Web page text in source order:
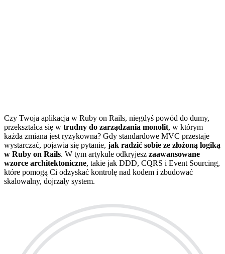
Czy Twoja aplikacja w Ruby on Rails, niegdyś powód do dumy,
przekształca się w trudny do zarządzania monolit, w którym
każda zmiana jest ryzykowna? Gdy standardowe MVC przestaje
wystarczać, pojawia się pytanie, jak radzić sobie ze złożoną logiką
w Ruby on Rails. W tym artykule odkryjesz zaawansowane
wzorce architektoniczne, takie jak DDD, CQRS i Event Sourcing,
które pomogą Ci odzyskać kontrolę nad kodem i zbudować
skalowalny, dojrzały system.